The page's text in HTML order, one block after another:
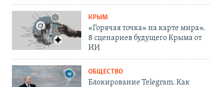
КРЫМ
«Горячая точка» на карте мира».
8 сценариев будущего Крыма от
ИИ
ОБЩЕСТВО
Блокирование Telegram. Как